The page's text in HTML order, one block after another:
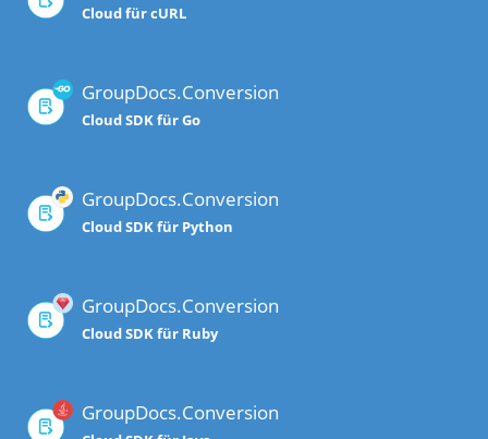
Cloud für cURL
GroupDocs.Conversion
Cloud SDK für Go
GroupDocs.Conversion
Cloud SDK für Python
GroupDocs.Conversion
Cloud SDK für Ruby
GroupDocs.Conversion